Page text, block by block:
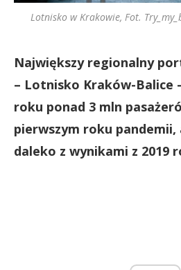
Lotnisko w Krakowie, Fot.
Największy regionalny
– Lotnisko Kraków-Balice –
roku ponad 3 mln
pierwszym roku pandemii,
daleko z wynikami z 2019